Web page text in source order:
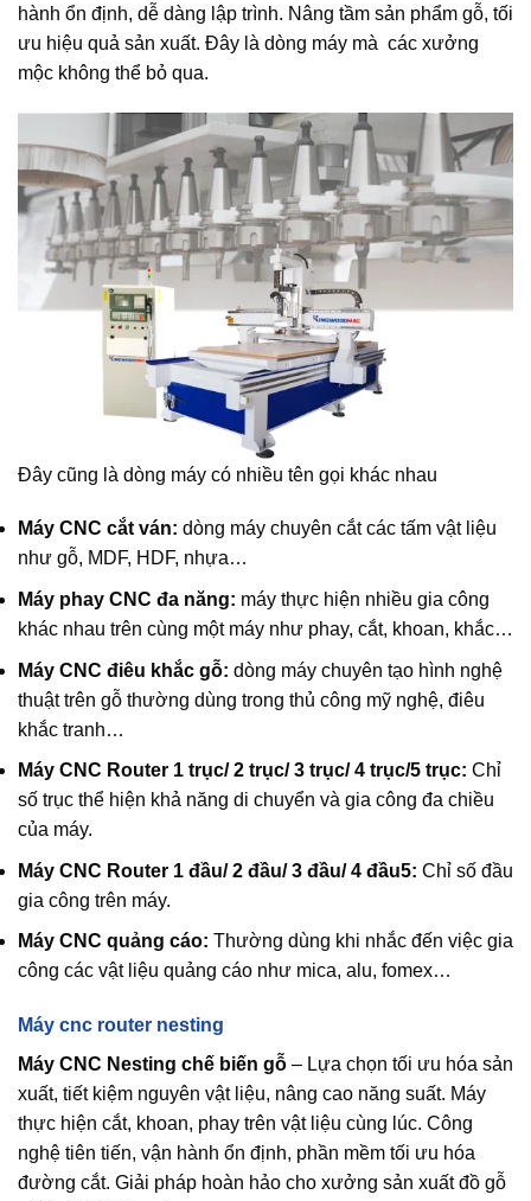
hành ổn định, dễ dàng lập trình. Nâng tầm sản phẩm gỗ, tối
ưu hiệu quả sản xuất. Đây là dòng máy mà các xưởng
mộc không thể bỏ qua.
Đây cũng là dòng máy có nhiều tên gọi khác nhau
Máy CNC cắt ván: dòng máy chuyên cắt các tấm vật liệu
như gỗ, MDF, HDF, nhựa…
Máy phay CNC đa năng: máy thực hiện nhiều gia công
khác nhau trên cùng một máy như phay, cắt, khoan, khắc…
Máy CNC điêu khắc gỗ: dòng máy chuyên tạo hình nghệ
thuật trên gỗ thường dùng trong thủ công mỹ nghệ, điêu
khắc tranh…
Máy CNC Router 1 trục/ 2 trục/ 3 trục/ 4 trục/5 trục: Chỉ
số trục thể hiện khả năng di chuyển và gia công đa chiều
của máy.
Máy CNC Router 1 đầu/ 2 đầu/ 3 đầu/ 4 đầu5: Chỉ số đầu
gia công trên máy.
Máy CNC quảng cáo: Thường dùng khi nhắc đến việc gia
công các vật liệu quảng cáo như mica, alu, fomex…
Máy cnc router nesting
Máy CNC Nesting chế biến gỗ – Lựa chọn tối ưu hóa sản
xuất, tiết kiệm nguyên vật liệu, nâng cao năng suất. Máy
thực hiện cắt, khoan, phay trên vật liệu cùng lúc. Công
nghệ tiên tiến, vận hành ổn định, phần mềm tối ưu hóa
đường cắt. Giải pháp hoàn hảo cho xưởng sản xuất đồ gỗ